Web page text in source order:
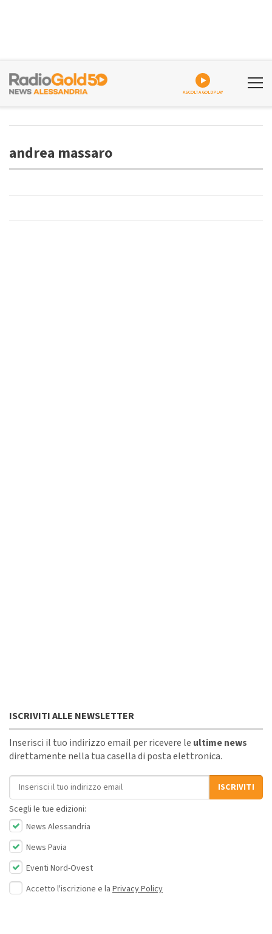
ASCOLTA GOLDPLAY
andrea massaro
ISCRIVITI ALLE NEWSLETTER
Inserisci il tuo indirizzo email per ricevere le ultime news
direttamente nella tua casella di posta elettronica.
Indirizzo email
ISCRIVITI
Scegli le tue edizioni:
News Alessandria
News Pavia
Eventi Nord-Ovest
Accetto l'iscrizione e la Privacy Policy